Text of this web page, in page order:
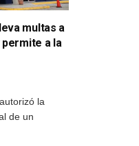
multas a
a la
la
de un